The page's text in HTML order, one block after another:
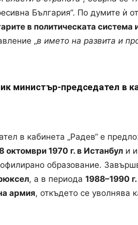
България“. По думите ѝ
в политическата система
„в името на развита и
министър-председател в
в кабинета „Радев“ е
октомври 1970 г. в Истанбул и
образование.
, а в периода 1988–1990 г.
армия, откъдето се уволнява